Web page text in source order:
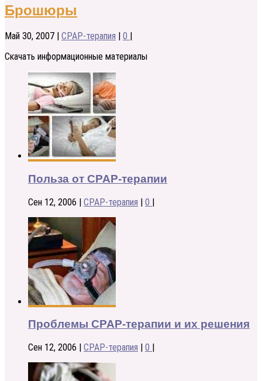
Брошюры
Май 30, 2007 CPAP-терапия 0
Скачать информационные материалы
Польза от CPAP-терапии
Сен 12, 2006 | CPAP-терапия | 0 |
Проблемы CPAP-терапии и их решения
Сен 12, 2006 CPAP-терапия 0